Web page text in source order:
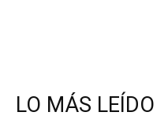
LO MÁS LEÍDO